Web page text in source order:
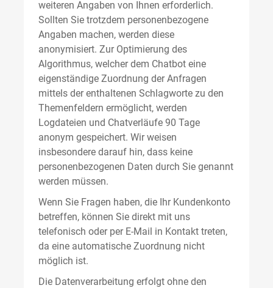
weiteren Angaben von Ihnen erforderlich.
Sollten Sie trotzdem personenbezogene
Angaben machen, werden diese
anonymisiert. Zur Optimierung des
Algorithmus, welcher dem Chatbot eine
eigenständige Zuordnung der Anfragen
mittels der enthaltenen Schlagworte zu den
Themenfeldern ermöglicht, werden
Logdateien und Chatverläufe 90 Tage
anonym gespeichert. Wir weisen
insbesondere darauf hin, dass keine
personenbezogenen Daten durch Sie genannt
werden müssen.
Wenn Sie Fragen haben, die Ihr Kundenkonto
betreffen, können Sie direkt mit uns
telefonisch oder per E-Mail in Kontakt treten,
da eine automatische Zuordnung nicht
möglich ist.
Die Datenverarbeitung erfolgt ohne den